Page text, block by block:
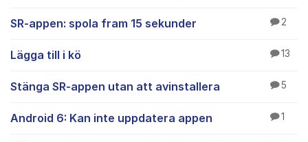
SR-appen: spola fram 15 sekunder 2
Lägga till i kö 13
Stänga SR-appen utan att avinstallera 5
Android 6: Kan inte uppdatera appen 1